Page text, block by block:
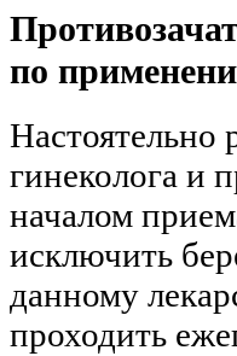
по
Настоятельно
гинеколога и
началом
исключить
данному
проходить